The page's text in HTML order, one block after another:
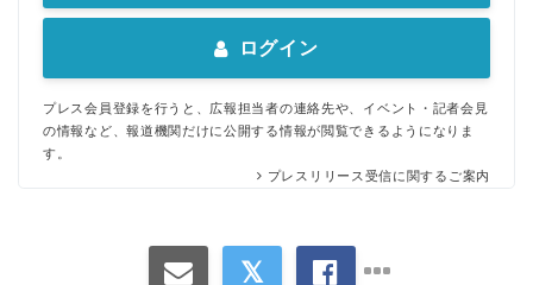
ログイン
プレス会員登録を行うと、広報担当者の連絡先や、イベント・記者会見
の情報など、報道機関だけに公開する情報が閲覧できるようになりま
す。
プレスリリース受信に関するご案内